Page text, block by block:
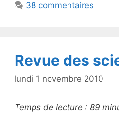
o
38 commentaires
Revue des
lundi 1 novembre 2010
Temps de lecture : 89